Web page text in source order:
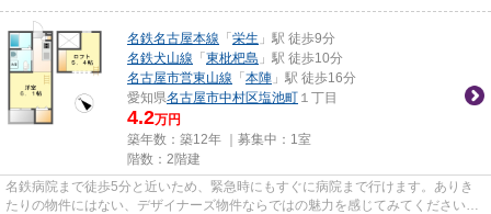
名鉄名古屋本線 「 栄生 」駅 徒歩9分
名鉄犬山線 「 東枇杷島 」駅 徒歩10分
名古屋市営東山線 「 本陣 」駅 徒歩16分
愛知県名古屋市中村区塩池町 １丁目
4.2万円
築年数：築12年 ｜募集中： 1室
階数：2階建
名鉄病院まで徒歩5分と近いため、緊急時にもすぐに病院まで行けます。ありき
たりの物件にはない、デザイナーズ物件ならではの魅力を感じてみてください。